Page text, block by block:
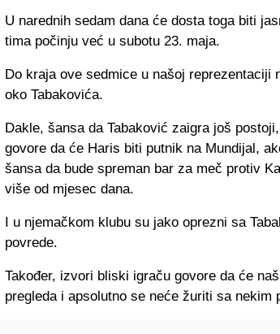
U narednih sedam dana će dosta toga biti
tima počinju već u subotu 23. maja.
Do kraja ove sedmice u našoj
oko Tabakovića.
Dakle, šansa da Tabaković zaigra još
govore da će Haris biti putnik na Mundijal,
šansa da bude spreman bar za meč protiv
više od mjesec dana.
I u njemačkom klubu su jako oprezni sa
povrede.
Također, izvori bliski igraču govore da će
pregleda i apsolutno se neće žuriti sa nekim